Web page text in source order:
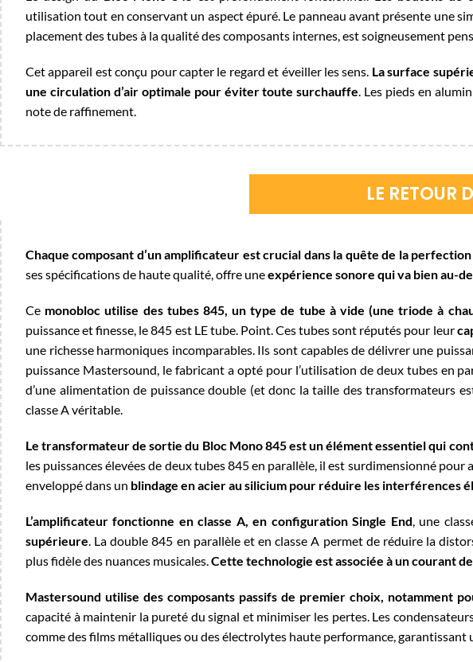
utilisation tout en conservant un aspect épuré. Le panneau avant présente une
placement des tubes à la qualité des composants internes, est soigneusement
Cet appareil est conçu pour capter le regard et éveiller les sens. La surface
une circulation d’air optimale pour éviter toute surchauffe . Les pieds en
note de raffinement.
LE RETOUR
Chaque composant d’unamplificateur est crucial dans la quête de la
ses spécifications de haute qualité, offre uneexpérience sonore qui va bien au-
Ce monobloc utilise des tubes 845, un type de tube à vide (une triode à
puissance et finesse, le 845 est LE tube. Point. Ces tubes sont réputés pour leur
une richesse harmoniques incomparables. Ils sont capables de délivrer une
puissance Mastersound, le fabricant a opté pour l’utilisation de deux tubes en
d’une alimentation de puissance double (et donc la taille des transformateurs
classe A véritable.
Le transformateur de sortie du Bloc Mono 845 est un élément essentiel qui
les puissances élevées de deux tubes 845 en parallèle, il est surdimensionné
enveloppé dans un blindage en acier au silicium pour réduire les interférences
L’amplificateur fonctionne en classe A, en configuration Single End, une
supérieure. La double 845 en parallèle et en classe A permet de réduire la
plus fidèle des nuances musicales.Cette technologie est associée à un courant
Mastersound utilise des composants passifs de premier choix, notamment
capacité à maintenir la pureté du signal et minimiser les pertes. Les
comme des films métalliques ou des électrolytes haute performance, garantissant